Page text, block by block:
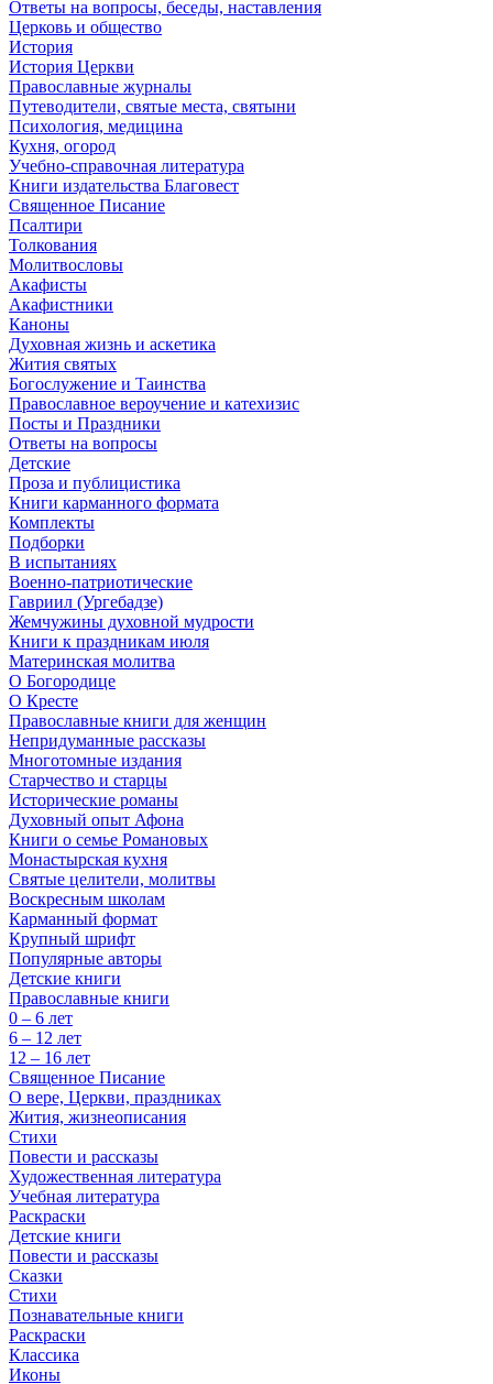
Ответы на вопросы, беседы, наставления
Церковь и общество
История
История Церкви
Православные журналы
Путеводители, святые места, святыни
Психология, медицина
Кухня, огород
Учебно-справочная литература
Книги издательства Благовест
Священное Писание
Псалтири
Толкования
Молитвословы
Акафисты
Акафистники
Каноны
Духовная жизнь и аскетика
Жития святых
Богослужение и Таинства
Православное вероучение и катехизис
Посты и Праздники
Ответы на вопросы
Детские
Проза и публицистика
Книги карманного формата
Комплекты
Подборки
В испытаниях
Военно-патриотические
Гавриил (Ургебадзе)
Жемчужины духовной мудрости
Книги к праздникам июля
Материнская молитва
О Богородице
О Кресте
Православные книги для женщин
Непридуманные рассказы
Многотомные издания
Старчество и старцы
Исторические романы
Духовный опыт Афона
Книги о семье Романовых
Монастырская кухня
Святые целители, молитвы
Воскресным школам
Карманный формат
Крупный шрифт
Популярные авторы
Детские книги
Православные книги
0 – 6 лет
6 – 12 лет
12 – 16 лет
Священное Писание
О вере, Церкви, праздниках
Жития, жизнеописания
Стихи
Повести и рассказы
Художественная литература
Учебная литература
Раскраски
Детские книги
Повести и рассказы
Сказки
Стихи
Познавательные книги
Раскраски
Классика
Иконы